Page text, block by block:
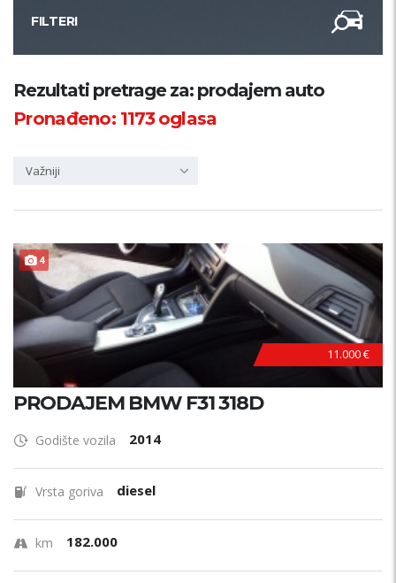
FILTERI
Kategorija
PRETRAŽI
Rezultati pretrage za: prodajem auto
Pronađeno: 1173oglasa
Važniji
4
11.000 €
PRODAJEM BMW F31 318D
Godište vozila 2014
Vrsta goriva diesel
km 182.000